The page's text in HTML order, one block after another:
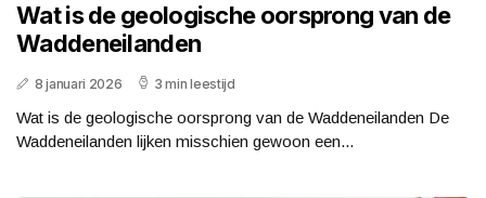
Wat is de geologische oorsprong van de
Waddeneilanden
8 januari 2026 3 min leestijd
Wat is de geologische oorsprong van de Waddeneilanden De
Waddeneilanden lijken misschien gewoon een...